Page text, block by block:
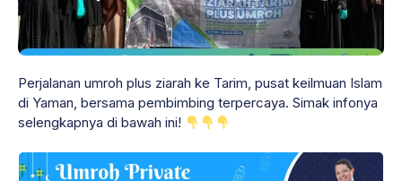
Perjalanan umroh plus ziarah ke Tarim, pusat keilmuan Islam
di Yaman, bersama pembimbing terpercaya. Simak infonya
selengkapnya di bawah ini!